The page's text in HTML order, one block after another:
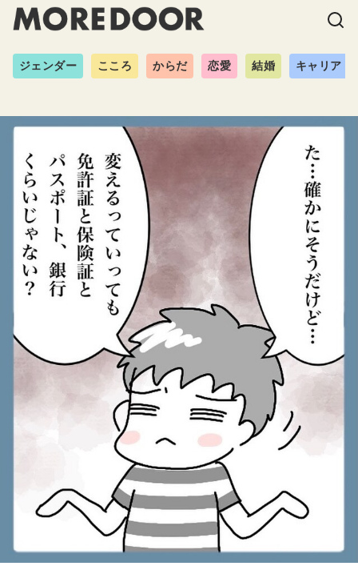
ジェンダー こころ からだ 恋愛 結婚 キャリア